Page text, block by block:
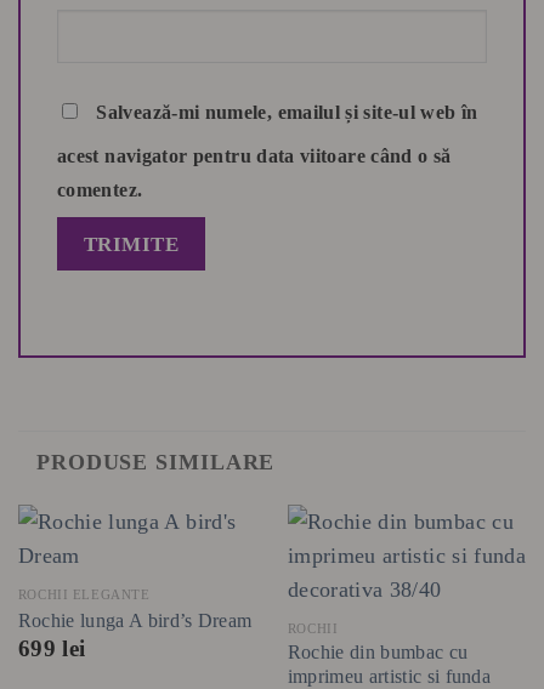
Salvează-mi numele, emailul și site-ul web în
acest navigator pentru data viitoare când o să
comentez.
PRODUSE SIMILARE
ROCHII ELEGANTE
Rochie lunga A bird’s Dream
699lei
ROCHII
Rochie din bumbac cu
imprimeu artistic si funda